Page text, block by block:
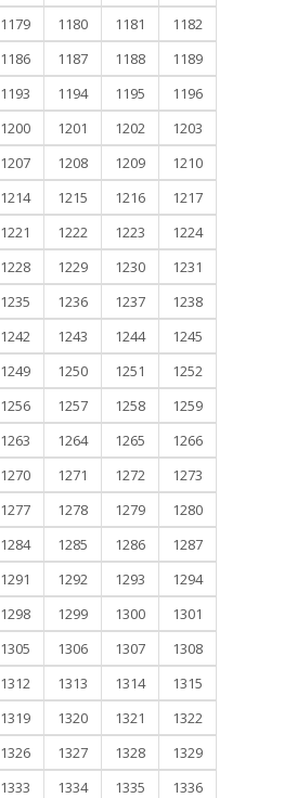
1179 1180 1181
1182
1186 1187 1188
1189
1193 1194 1195
1196
1200 1201 1202
1203
1207 1208 1209
1210
1214 1215 1216
1217
1221 1222 1223
1224
1228 1229 1230
1231
1235 1236 1237
1238
1242 1243 1244
1245
1249 1250 1251
1252
1256 1257 1258
1259
1263 1264 1265
1266
1270 1271 1272
1273
1277 1278 1279
1280
1284 1285 1286
1287
1291 1292 1293
1294
1298 1299 1300
1301
1305 1306 1307
1308
1312 1313 1314
1315
1319 1320 1321
1322
1326 1327 1328
1329
1333 1334 1335 1336